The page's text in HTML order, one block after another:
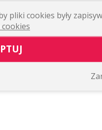
pliki cookies były
cookies